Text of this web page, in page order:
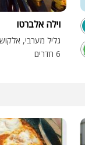
וילה אלברטו
גליל מערבי, אלקוש
6 חדרים